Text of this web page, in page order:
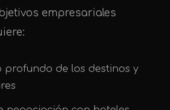
empresariales
profundo de los destinos y